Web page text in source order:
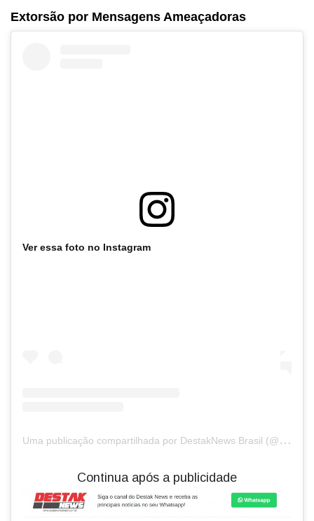
Extorsão por Mensagens Ameaçadoras
Ver essa foto no Instagram
U
ma publicação compartilhada por DestakNews Brasil (@destaknewsbrasiloficial)
Continua após a publicidade